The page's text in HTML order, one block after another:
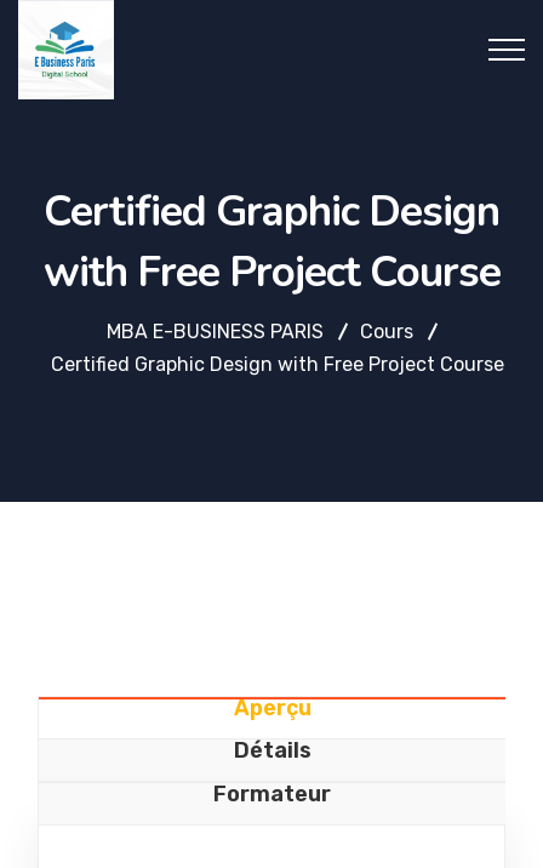
Certified Graphic Design
with Free Project Course
MBA E-BUSINESS PARIS
Cours
Certified Graphic Design with Free Project Course
Aperçu
Détails
Formateur